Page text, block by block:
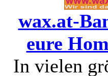
wax.at-
eure
In vielen